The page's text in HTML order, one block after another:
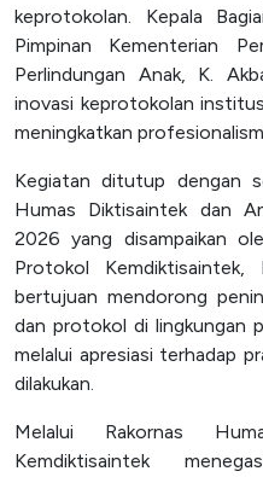
keprotokolan. Kepala
Pimpinan Kementerian
Perlindungan Anak, K.
inovasi keprotokolan
meningkatkan
Kegiatan ditutup dengan
Humas Diktisaintek dan
2026 yang disampaikan
Protokol Kemdiktisaintek,
bertujuan mendorong
dan protokol di lingkungan
melalui apresiasi terhadap
dilakukan.
Melalui Rakornas
Kemdiktisaintek